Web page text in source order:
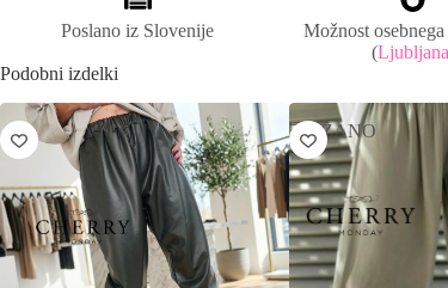
Poslano iz Slovenije
Možnost
(Ljubljana
Podobni izdelki
ZNIŽANO